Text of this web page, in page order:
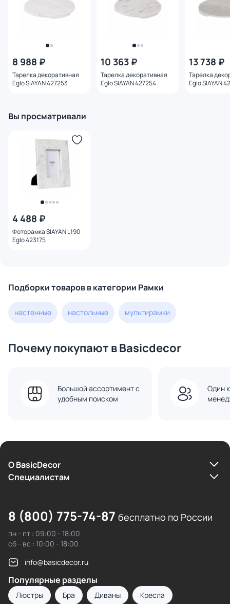
8 988 ₽
Тарелка декоративная
Eglo SIAYAN 427253
10 363 ₽
Тарелка декоративная
Eglo SIAYAN 427254
13 738 ₽
Тарелка
Eglo SIAYAN
Вы просматривали
4 488 ₽
Фоторамка SIAYAN L190
Eglo 423175
Подборки товаров в категории Рамки
настенные настольные мультирамки
Почему покупают в Basicdecor
Большой ассортимент с
удобным поиском
Один
О BasicDecor
Cпециалистам
8 (800) 775-74-87 бесплатно по России
пн - пт : 09:00 - 18:00
сб - вс : 10:00 - 18:00
info@basicdecor.ru
Популярные разделы
Люстры Бра Диваны Кресла